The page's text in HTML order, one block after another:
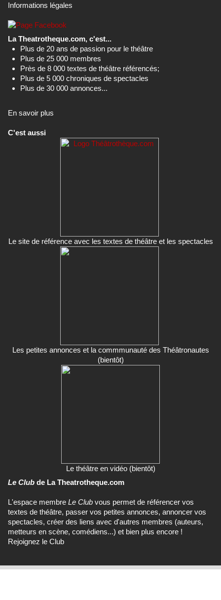
Informations légales
La Theatrotheque.com, c'est...
Plus de 20 ans de passion pour le théâtre
Plus de 25 000 membres
Près de 8 000 textes de théâtre référencés;
Plus de 5 000 chroniques de spectacles
Plus de 30 000 annonces...
En savoir plus
C'est aussi
Le site de référence avec les textes de théâtre et les spectacles
Les petites annonces et la commmunauté des Théâtronautes
(bientôt)
Le théâtre en vidéo (bientôt)
Le Club de La Theatrotheque.com
L'espace membre Le Club vous permet de référencer vos
textes de théâtre, passer vos petites annonces, annoncer vos
spectacles, créer des liens avec d'autres membres (auteurs,
metteurs en scène, comédiens...) et bien plus encore !
Rejoignez le Club